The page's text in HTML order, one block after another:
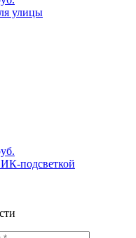
улицы
подсветкой